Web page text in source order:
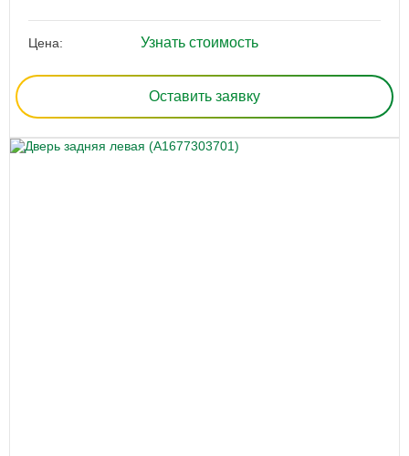
Цена: Узнать стоимость
Оставить заявку